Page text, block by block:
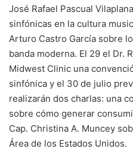
José Rafael Pascual
sinfónicas en la cultura
Arturo Castro García sobre
banda moderna. El 29 el Dr.
Midwest Clinic una
sinfónica y el 30 de julio
realizarán dos charlas: una
sobre cómo generar
Cap. Christina A. Muncey
Área de los Estados Unidos.